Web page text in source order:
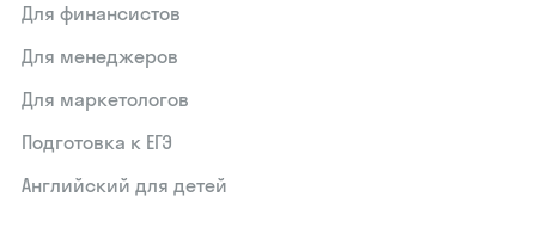
Для финансистов
Для менеджеров
Для маркетологов
Подготовка к ЕГЭ
Английский для детей